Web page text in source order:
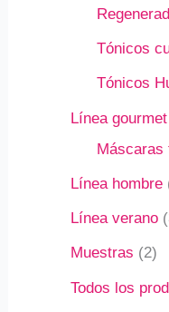
Tónicos
Tónicos
Línea gourmet
Máscaras
Línea hombre
Línea verano
Muestras 2
Todos los